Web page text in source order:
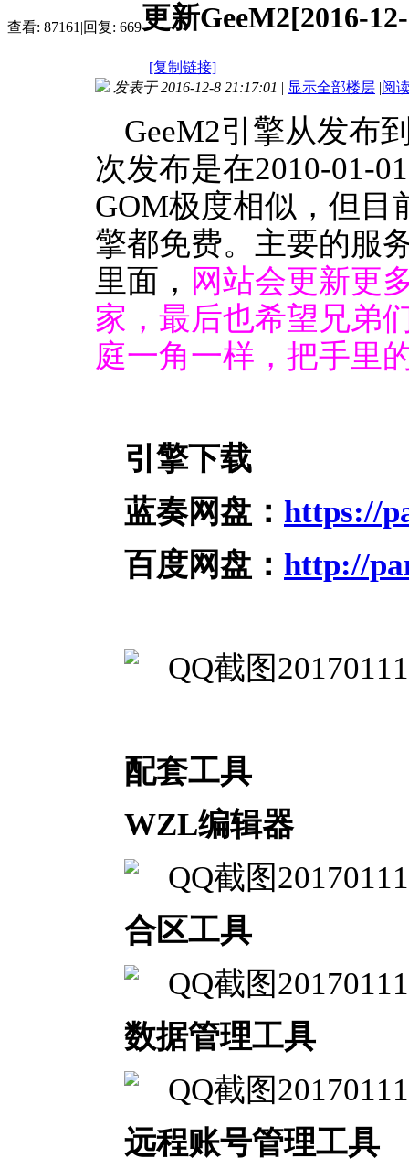
查看: 87161 |回复: 669更新GeeM2[2016-
[复制链接]
发表于 2016-12-8 21:17:01 | 显示全部楼层 |阅
GeeM2引擎从发布
次发布是在2010-01-
GOM极度相似，但目
擎都免费。主要的服
里面， 网站会更新更
家，最后也希望兄弟
庭一角一样，把手里
引擎下载
蓝奏网盘： https://
百度网盘： http://
配套工具
WZL编辑器
合区工具
数据管理工具
远程账号管理工具